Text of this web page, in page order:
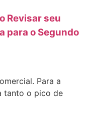
Revisar seu
para o Segundo
Para a
tanto o pico de